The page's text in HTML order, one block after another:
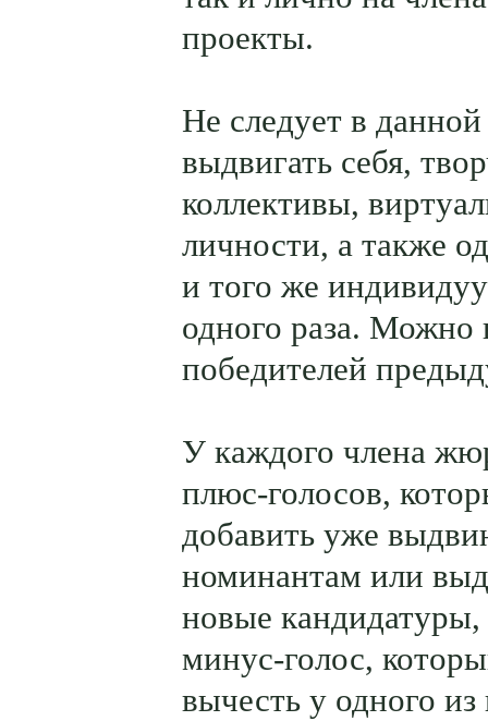
проекты.
Не следует в
выдвигать себя,
коллективы,
личности, а также
и того же
одного раза. Можно
победителей
У каждого члена
плюс-голосов,
добавить уже
номинантам или
новые
минус-голос,
вычесть у одного